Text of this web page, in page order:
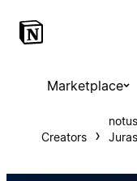
Marketplace
Creators